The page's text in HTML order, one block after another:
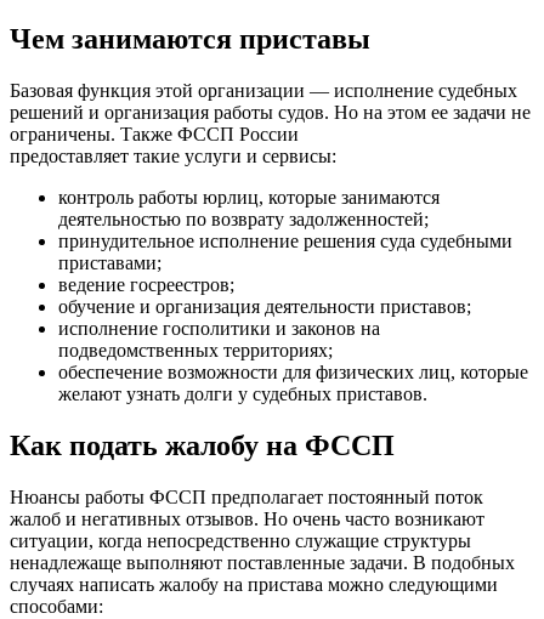
Чем занимаются приставы
Базовая функция этой организации — исполнение судебных
решений и организация работы судов. Но на этом ее задачи не
ограничены. Также ФССП России
предоставляет такие услуги и сервисы:
контроль работы юрлиц, которые занимаются
деятельностью по возврату задолженностей;
принудительное исполнение решения суда судебными
приставами;
ведение госреестров;
обучение и организация деятельности приставов;
исполнение госполитики и законов на
подведомственных территориях;
обеспечение возможности для физических лиц, которые
желают узнать долги у судебных приставов.
Как подать жалобу на ФССП
Нюансы работы ФССП предполагает постоянный поток
жалоб и негативных отзывов. Но очень часто возникают
ситуации, когда непосредственно служащие структуры
ненадлежаще выполняют поставленные задачи. В подобных
случаях написать жалобу на пристава можно следующими
способами: